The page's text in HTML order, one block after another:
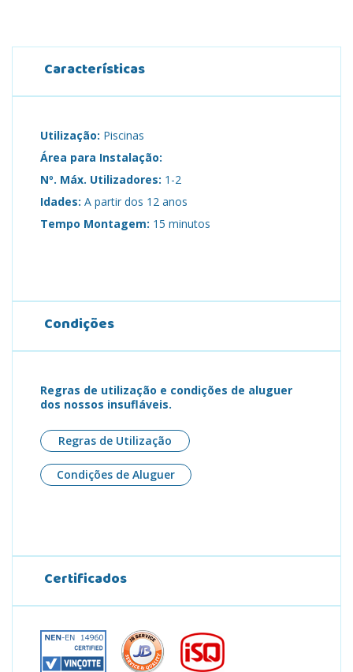
Características
Utilização: Piscinas
Área para Instalação:
Nº. Máx. Utilizadores: 1-2
Idades: A partir dos 12 anos
Tempo Montagem: 15 minutos
Condições
Regras de utilização e condições de aluguer
dos nossos insufláveis.
Regras de Utilização
Condições de Aluguer
Certificados